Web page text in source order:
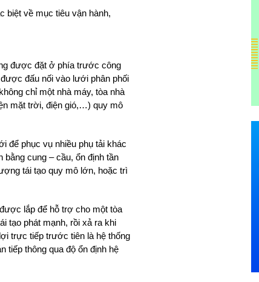
biệt về mục tiêu vận hành,
được đặt ở phía trước công
đấu nối vào lưới phân phối
chỉ một nhà máy, tòa nhà
mặt trời, điện gió,…) quy mô
để phục vụ nhiều phụ tải khác
cung – cầu, ổn định tần
tái tạo quy mô lớn, hoặc trì
lắp để hỗ trợ cho một tòa
tạo phát mạnh, rồi xả ra khi
trực tiếp trước tiên là hệ thống
tiếp thông qua độ ổn định hệ